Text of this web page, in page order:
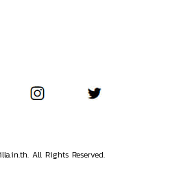
All Rights Reserved.